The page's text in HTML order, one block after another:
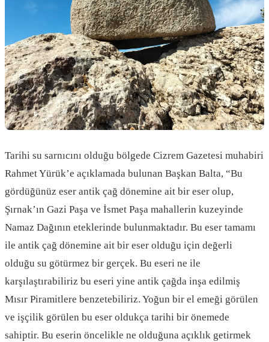
Tarihi su sarnıcını olduğu bölgede Cizrem Gazetesi muhabiri
Rahmet Yürük’e açıklamada bulunan Başkan Balta, “Bu
gördüğünüz eser antik çağ dönemine ait bir eser olup,
Şırnak’ın Gazi Paşa ve İsmet Paşa mahallerin kuzeyinde
Namaz Dağının eteklerinde bulunmaktadır. Bu eser tamamı
ile antik çağ dönemine ait bir eser olduğu için değerli
olduğu su götürmez bir gerçek. Bu eseri ne ile
karşılaştırabiliriz bu eseri yine antik çağda inşa edilmiş
Mısır Piramitlere benzetebiliriz. Yoğun bir el emeği görülen
ve işçilik görülen bu eser oldukça tarihi bir önemede
sahiptir. Bu eserin öncelikle ne olduğuna açıklık getirmek